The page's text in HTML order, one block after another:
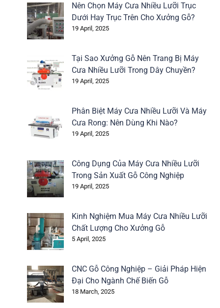
Nên Chọn Máy Cưa Nhiều Lưỡi Trục
Dưới Hay Trục Trên Cho Xưởng Gỗ?
19 April, 2025
Tại Sao Xưởng Gỗ Nên Trang Bị Máy
Cưa Nhiều Lưỡi Trong Dây Chuyền?
19 April, 2025
Phân Biệt Máy Cưa Nhiều Lưỡi Và Máy
Cưa Rong: Nên Dùng Khi Nào?
19 April, 2025
Công Dụng Của Máy Cưa Nhiều Lưỡi
Trong Sản Xuất Gỗ Công Nghiệp
19 April, 2025
Kinh Nghiệm Mua Máy Cưa Nhiều Lưỡi
Chất Lượng Cho Xưởng Gỗ
5 April, 2025
CNC Gỗ Công Nghiệp – Giải Pháp Hiện
Đại Cho Ngành Chế Biến Gỗ
18 March, 2025